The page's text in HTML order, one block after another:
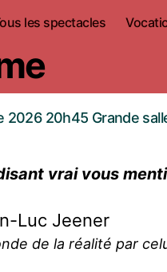
les spectacles
2026 20h45 Grande
vrai vous
Luc Jeener
de la réalité par